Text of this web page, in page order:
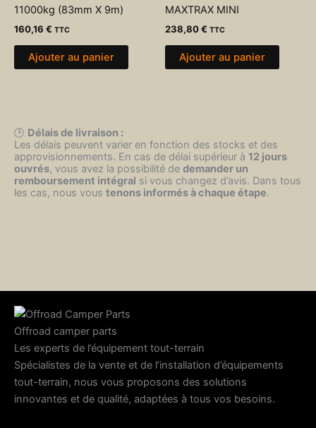
11000kg (83mm X 9m)
160,16 € TTC
Ajouter au panier
MAXTRAX MINI
238,80€ TTC
Ajouter au panier
🕒 Délais de livraison :
Les délais peuvent varier en fonction des stocks et des
approvisionnements. En cas de délai supérieur à 12 jours
ouvrés, vous avez la possibilité de demander un
remboursement intégral si vous changez d’avis. Dans tous
les cas, nous vous tenons informés à chaque étape.
Offroad camper parts
Les experts de l’équipement tout-terrain
Spécialistes de la vente et de l’installation d’équipements
tout-terrain, nous vous proposons des solutions
innovantes et de qualité, adaptées à tous vos besoins.